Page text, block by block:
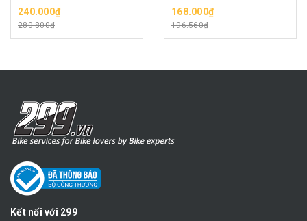
240.000₫
280.800₫
168.000₫
196.560₫
Kết nối với 299